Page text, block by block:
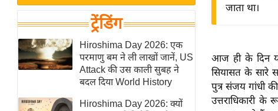
यंग इंडिया
साहित्य जगत
ऑटो वर्ल्ड
न्यूज ब्रीफ
मनोरंजन जगत
बॉलीवुड
ट्रेंडिंग
Hiroshima Day 2026: एक
परमाणु बम ने ली लाखों जानें, US
Attack की उस काली सुबह ने
बदल दिया World History
Hiroshima Day 2026: क्यों
जाता था।
आज ही के दिन
सियासत के सारे
पुत्र संजय गांधी
उत्तराधिकारी